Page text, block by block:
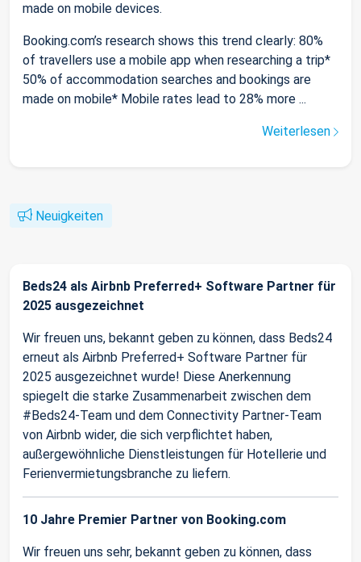
made on mobile devices.
Booking.com’s research shows this trend clearly: 80%
of travellers use a mobile app when researching a trip*
50% of accommodation searches and bookings are
made on mobile* Mobile rates lead to 28% more ...
Weiterlesen
Neuigkeiten
Beds24 als Airbnb Preferred+ Software Partner für
2025 ausgezeichnet
Wir freuen uns, bekannt geben zu können, dass Beds24
erneut als Airbnb Preferred+ Software Partner für
2025 ausgezeichnet wurde! Diese Anerkennung
spiegelt die starke Zusammenarbeit zwischen dem
#Beds24-Team und dem Connectivity Partner-Team
von Airbnb wider, die sich verpflichtet haben,
außergewöhnliche Dienstleistungen für Hotellerie und
Ferienvermietungsbranche zu liefern.
10 Jahre Premier Partner von Booking.com
Wir freuen uns sehr, bekannt geben zu können, dass